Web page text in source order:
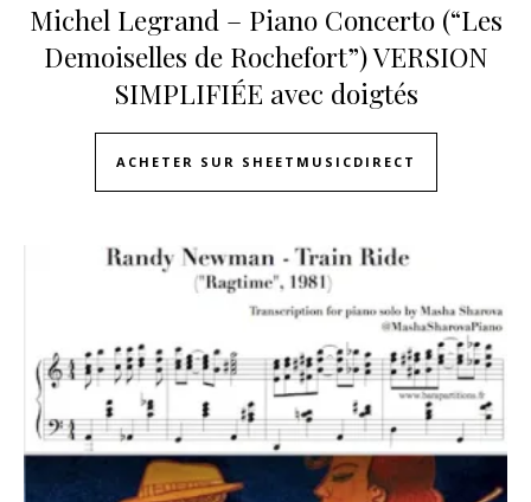
Michel Legrand – Piano Concerto (“Les
Demoiselles de Rochefort”) VERSION
SIMPLIFIÉE avec doigtés
ACHETER SUR SHEETMUSICDIRECT